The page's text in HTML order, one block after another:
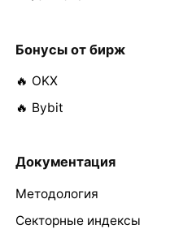
Бонусы от бирж
🔥 OKX
🔥 Bybit
Документация
Методология
Секторные индексы